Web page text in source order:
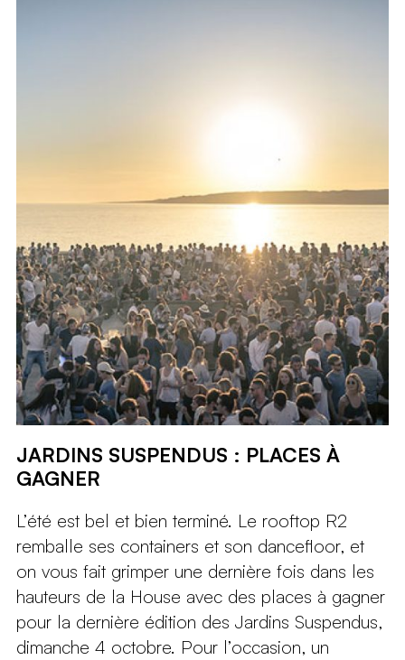
JARDINS SUSPENDUS : PLACES À
GAGNER
L’été est bel et bien terminé. Le rooftop R2
remballe ses containers et son dancefloor, et
on vous fait grimper une dernière fois dans les
hauteurs de la House avec des places à gagner
pour la dernière édition des Jardins Suspendus,
dimanche 4 octobre. Pour l’occasion, un